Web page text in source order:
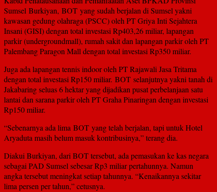
Sumsel Burkiyan, BOT yang sudah berjalan di Sumsel yakni
kawasan gedung olahraga (PSCC) oleh PT Griya Inti Sejahtera
Insani (GISI) dengan total investasi Rp403,26 miliar, lapangan
parkir (undergroundmall), rumah sakit dan lapangan parkir oleh PT
Palembang Paragon Mall dengan total investasi Rp350 miliar.
Juga ada lapangan tennis indoor oleh PT Rajawali Jasa Tritama
dengan total investasi Rp150 miliar. BOT selanjutnya yakni tanah di
Jakabaring seluas 6 hektar yang dijadikan pusat perbelanjaan satu
lantai dan sarana parkir oleh PT Graha Pinaringan dengan investasi
Rp150 miliar.
“Sebenarnya ada lima BOT yang telah berjalan, tapi untuk Hotel
Aryaduta masih belum masuk kontribusinya,” terang dia.
Diakui Burkiyan, dari BOT tersebut, ada pemasukan ke kas negara
sebagai PAD Sumsel sebesar Rp3 miliar pertahunnya. Namun
angka tersebut meningkat setiap tahunnya. “Kenaikannya sekitar
lima persen per tahun,” cetusnya.